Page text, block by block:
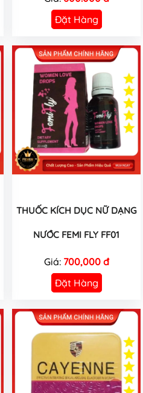
Đặt Hàng
THUỐC KÍCH DỤC NỮ DẠNG
NƯỚC FEMI FLY FF01
Giá: 700,000 đ
Đặt Hàng